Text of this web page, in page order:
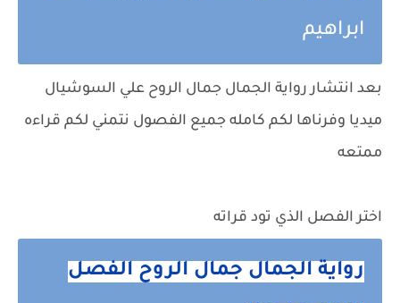
ابراهيم
بعد انتشار رواية الجمال جمال الروح علي السوشيال
ميديا وفرناها لكم كامله جميع الفصول نتمني لكم قراءه
ممتعه
اختر الفصل الذي تود قراته
رواية الجمال جمال الروح الفصل